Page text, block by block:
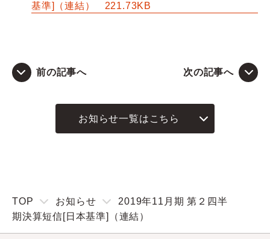
お問い合わせ
基準]（連結）
221.73KB
前の記事へ 次の記事へ
お知らせ一覧はこちら
TOP お知らせ
2019年11月期 第２四半
期決算短信[日本基準]（連結）